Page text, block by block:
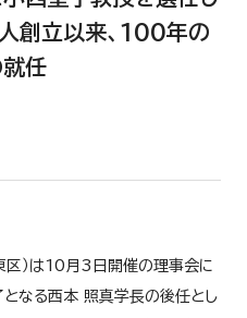
立以来、100年の
任
区）は10月3日開催の理事会に
なる西本 照真学長の後任とし